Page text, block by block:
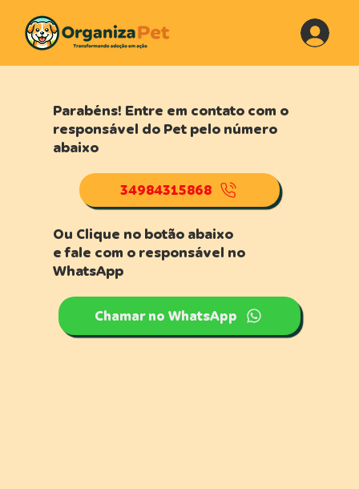
Parabéns! Entre em contato com o
responsável do Pet pelo número
abaixo
34984315868
Ou Clique no botão abaixo
e fale com o responsável no
WhatsApp
Chamar no WhatsApp